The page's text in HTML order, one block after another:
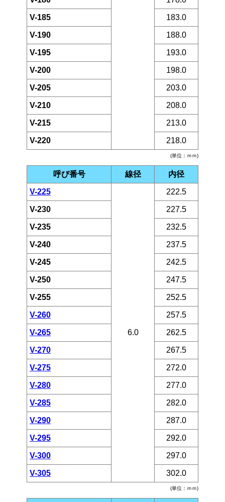
(単位：ｍｍ)
V-185 183.0
V-190 188.0
V-195 193.0
V-200 198.0
V-205 203.0
V-210 208.0
V-215 213.0
V-220 218.0
(単位：ｍｍ)
呼び番号 線径 内径
V-225
6.0
222.5
V-230 227.5
V-235 232.5
V-240 237.5
V-245 242.5
V-250 247.5
V-255 252.5
V-260 257.5
V-265 262.5
V-270 267.5
V-275 272.0
V-280 277.0
V-285 282.0
V-290 287.0
V-295 292.0
V-300 297.0
V-305 302.0